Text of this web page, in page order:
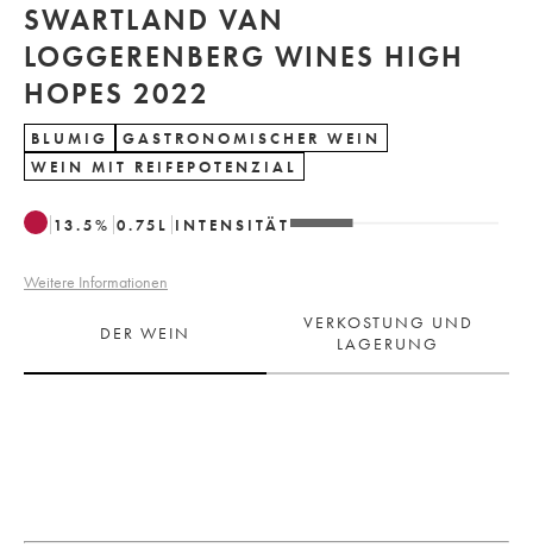
SWARTLAND VAN
LOGGERENBERG WINES HIGH
HOPES 2022
BLUMIG
GASTRONOMISCHER WEIN
WEIN MIT REIFEPOTENZIAL
13.5% 0.75 L INTENSITÄT
Weitere Informationen
DER WEIN
VERKOSTUNG UND
LAGERUNG